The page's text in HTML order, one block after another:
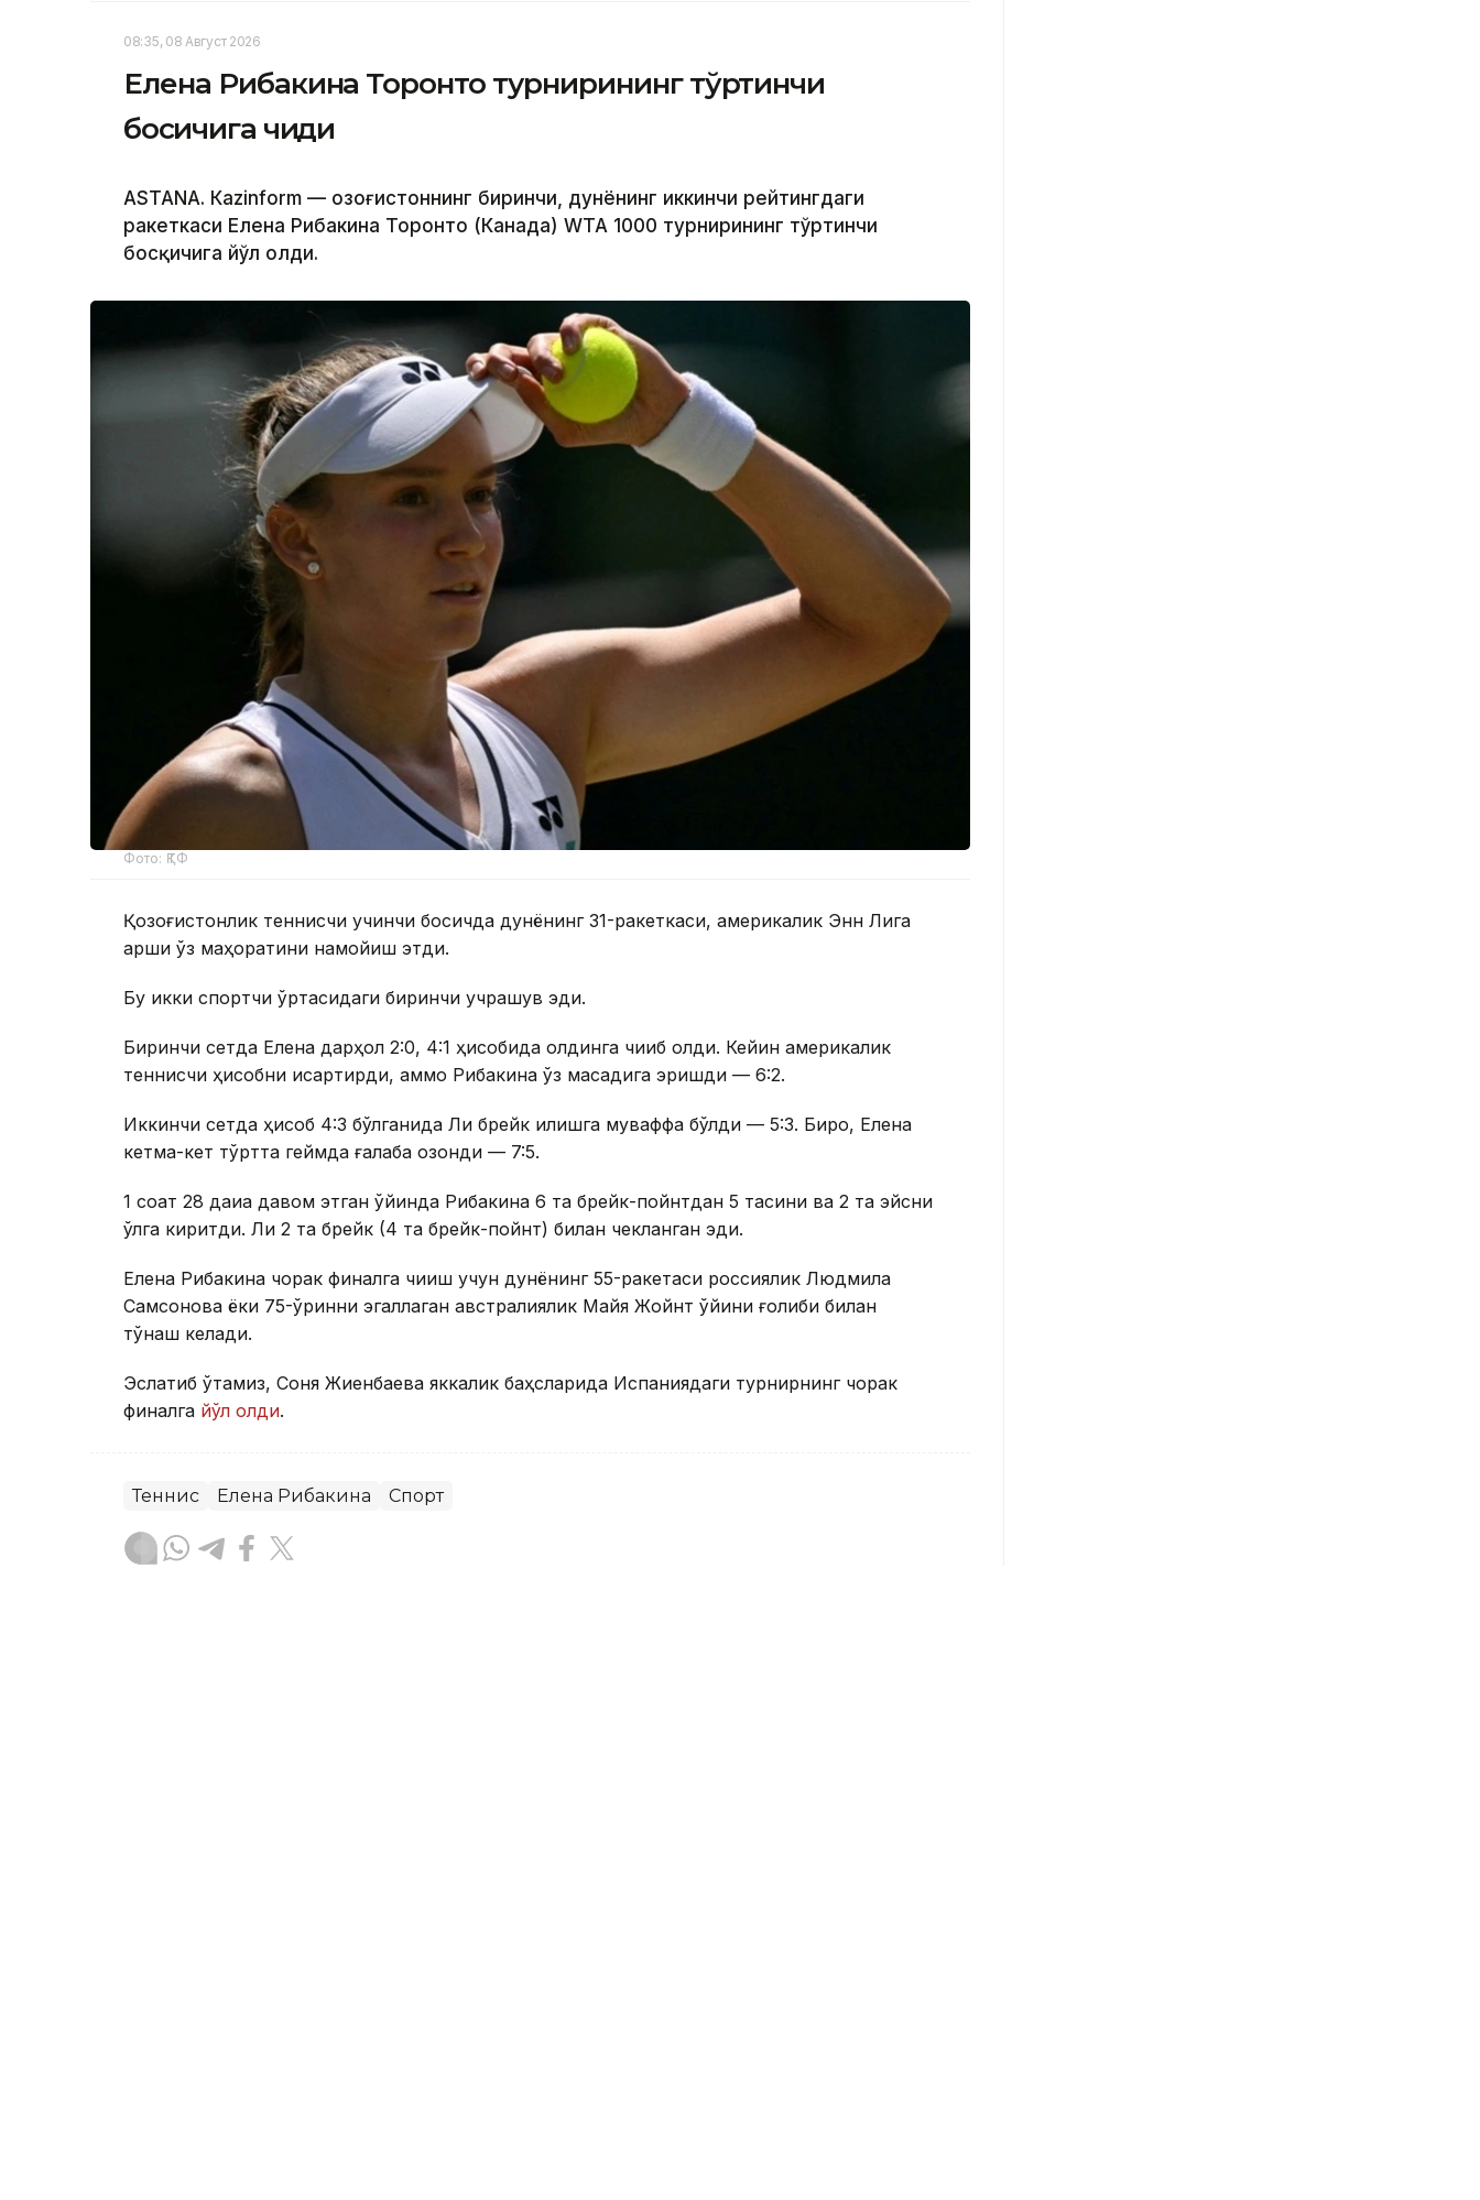
08:35, 08 Август 2026
Елена Рибакина Торонто турнирининг тўртинчи
босқичига чиқди
ASTANА. Кazinform — Қозоғистоннинг биринчи, дунёнинг иккинчи рейтингдаги
ракеткаси Елена Рибакина Торонто (Канада) WТА 1000 турнирининг тўртинчи
босқичига йўл олди.
Фото: ҚТФ
Қозоғистонлик теннисчи учинчи босқичда дунёнинг 31-ракеткаси, америкалик Энн Лига
қарши ўз маҳоратини намойиш этди.
Бу икки спортчи ўртасидаги биринчи учрашув эди.
Биринчи сетда Елена дарҳол 2:0, 4:1 ҳисобида олдинга чиқиб олди. Кейин америкалик
теннисчи ҳисобни қисқартирди, аммо Рибакина ўз мақсадига эришди — 6:2.
Иккинчи сетда ҳисоб 4:3 бўлганида Ли брейк қилишга муваффақ бўлди — 5:3. Бироқ, Елена
кетма-кет тўртта геймда ғалаба қозонди — 7:5.
1 соат 28 дақиқа давом этган ўйинда Рибакина 6 та брейк-пойнтдан 5 тасини ва 2 та эйсни
қўлга киритди. Ли 2 та брейк (4 та брейк-пойнт) билан чекланган эди.
Елена Рибакина чорак финалга чиқиш учун дунёнинг 55-ракетаси россиялик Людмила
Самсонова ёки 75-ўринни эгаллаган австралиялик Майя Жойнт ўйини ғолиби билан
тўқнаш келади.
Эслатиб ўтамиз, Соня Жиенбаева яккалик баҳсларида Испаниядаги турнирнинг чорак
финалга йўл олди.
Теннис Елена Рибакина Спорт